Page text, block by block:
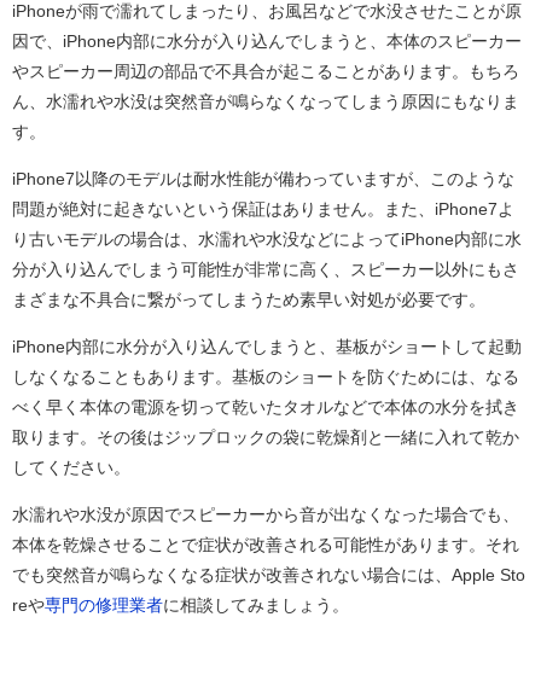
iPhoneが雨で濡れてしまったり、お風呂などで水没させたことが原
因で、iPhone内部に水分が入り込んでしまうと、本体のスピーカー
やスピーカー周辺の部品で不具合が起こることがあります。もちろ
ん、水濡れや水没は突然音が鳴らなくなってしまう原因にもなりま
す。
iPhone7以降のモデルは耐水性能が備わっていますが、このような
問題が絶対に起きないという保証はありません。また、iPhone7よ
り古いモデルの場合は、水濡れや水没などによってiPhone内部に水
分が入り込んでしまう可能性が非常に高く、スピーカー以外にもさ
まざまな不具合に繋がってしまうため素早い対処が必要です。
iPhone内部に水分が入り込んでしまうと、基板がショートして起動
しなくなることもあります。基板のショートを防ぐためには、なる
べく早く本体の電源を切って乾いたタオルなどで本体の水分を拭き
取ります。その後はジップロックの袋に乾燥剤と一緒に入れて乾か
してください。
水濡れや水没が原因でスピーカーから音が出なくなった場合でも、
本体を乾燥させることで症状が改善される可能性があります。それ
でも突然音が鳴らなくなる症状が改善されない場合には、Apple Sto
reや専門の修理業者に相談してみましょう。